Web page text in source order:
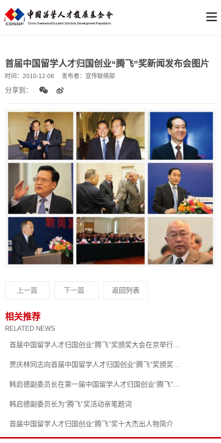
首届中国留学人才归国创业“腾飞”奖新闻发布会图片
时间： 2010-12-06 发布者： 宣传联络部
分享到：
上一篇 下一篇 返回列表
相关推荐
RELATED NEWS
首届中国留学人才归国创业“腾飞”奖颁奖大会在京举行...
贾庆林同志向首届中国留学人才归国创业“腾飞”奖颁奖...
韩启德副委员长在第一届中国留学人才归国创业“腾飞”...
韩启德副委员长为“腾飞”奖活动亲笔题词
首届中国留学人才归国创业“腾飞”奖十大杰出人物简介